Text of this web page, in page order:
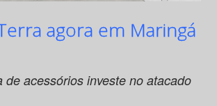
agora em Maringá
de acessórios investe no atacado